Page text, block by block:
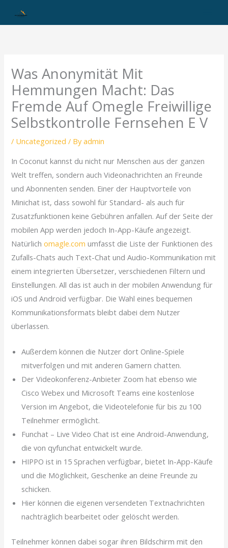
Was Anonymität Mit
Hemmungen Macht: Das
Fremde Auf Omegle Freiwillige
Selbstkontrolle Fernsehen E V
/ Uncategorized / Byadmin
In Coconut kannst du nicht nur Menschen aus der ganzen
Welt treffen, sondern auch Videonachrichten an Freunde
und Abonnenten senden. Einer der Hauptvorteile von
Minichat ist, dass sowohl für Standard- als auch für
Zusatzfunktionen keine Gebühren anfallen. Auf der Seite der
mobilen App werden jedoch In-App-Käufe angezeigt.
Natürlichomagle.com umfasst die Liste der Funktionen des
Zufalls-Chats auch Text-Chat und Audio-Kommunikation mit
einem integrierten Übersetzer, verschiedenen Filtern und
Einstellungen. All das ist auch in der mobilen Anwendung für
iOS und Android verfügbar. Die Wahl eines bequemen
Kommunikationsformats bleibt dabei dem Nutzer
überlassen.
Außerdem können die Nutzer dort Online-Spiele
mitverfolgen und mit anderen Gamern chatten.
Der Videokonferenz-Anbieter Zoom hat ebenso wie
Cisco Webex und Microsoft Teams eine kostenlose
Version im Angebot, die Videotelefonie für bis zu 100
Teilnehmer ermöglicht.
Funchat – Live Video Chat ist eine Android-Anwendung,
die von qyfunchat entwickelt wurde.
HIPPO ist in 15 Sprachen verfügbar, bietet In-App-Käufe
und die Möglichkeit, Geschenke an deine Freunde zu
schicken.
Hier können die eigenen versendeten Textnachrichten
nachträglich bearbeitet oder gelöscht werden.
Teilnehmer können dabei sogar ihren Bildschirm mit den